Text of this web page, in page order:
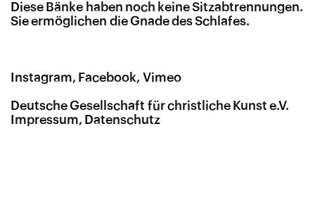
Diese Bänke haben noch keine Sitzabtrennungen.
Sie ermöglichen die Gnade des Schlafes.
Instagram Facebook Vimeo
Deutsche Gesellschaft für christliche Kunst e.V.
Impressum
Datenschutz